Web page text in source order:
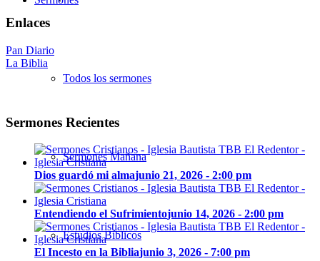
Todos los sermones
Sermones Mañana
Estudios Bíblicos
Enlaces
Pan Diario
La Biblia
Sermones Recientes
Dios guardó mi almajunio 21, 2026 - 2:00 pm
Entendiendo el Sufrimientojunio 14, 2026 - 2:00 pm
El Incesto en la Bibliajunio 3, 2026 - 7:00 pm